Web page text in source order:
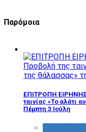
Παρόμοια
ΕΠΙΤΡΟΠΗ ΕΙΡΗΝΗΣ
ταινίας «Το αλάτι
Πέμπτη 3 Ιούλη